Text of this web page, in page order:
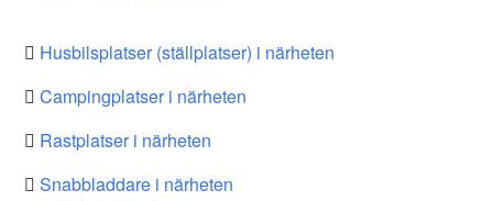
Husbilsplatser (ställplatser) i närheten
Campingplatser i närheten
Rastplatser i närheten
Snabbladdare i närheten